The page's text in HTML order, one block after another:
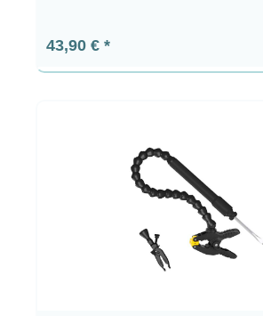
Prix régulier :
43,90 €